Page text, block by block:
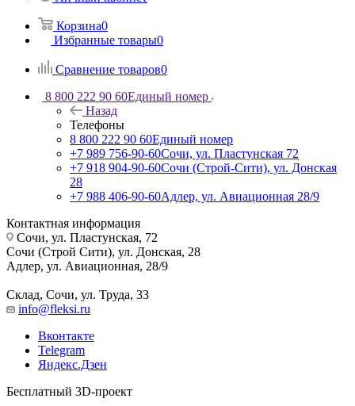
Корзина0
Избранные товары0
Сравнение товаров0
8 800 222 90 60Единый номер
Назад
Телефоны
8 800 222 90 60Единый номер
+7 989 756-90-60Сочи, ул. Пластунская 72
+7 918 904-90-60Сочи (Строй-Сити), ул. Донская
28
+7 988 406-90-60Адлер, ул. Авиационная 28/9
Контактная информация
Сочи, ул. Пластунская, 72
Сочи (Строй Сити), ул. Донская, 28
Адлер, ул. Авиационная, 28/9
Склад, Сочи, ул. Труда, 33
info@fleksi.ru
Вконтакте
Telegram
Яндекс.Дзен
Бесплатный 3D-проект